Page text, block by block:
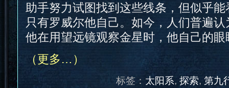
助手努力试图找到这些线条，但似乎
只有罗威尔他自己。如今，人们普遍
他在用望远镜观察金星时，他自己的
（更多…）
标签：太阳系, 探索,第九